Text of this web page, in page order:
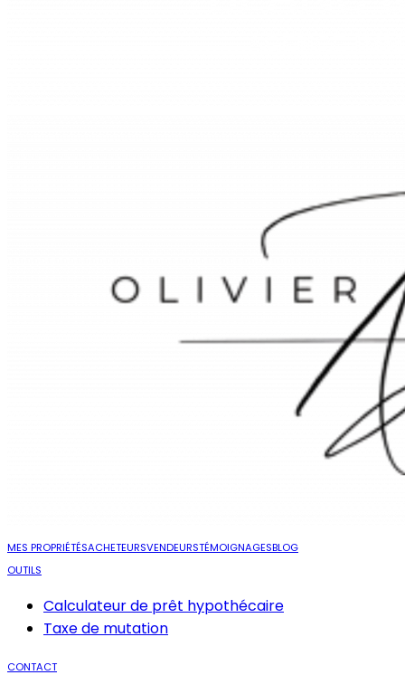
MES PROPRIÉTÉSACHETEURSVENDEURSTÉMOIGNAGESBLOG
OUTILS
Calculateur de prêt hypothécaire
Taxe de mutation
CONTACT